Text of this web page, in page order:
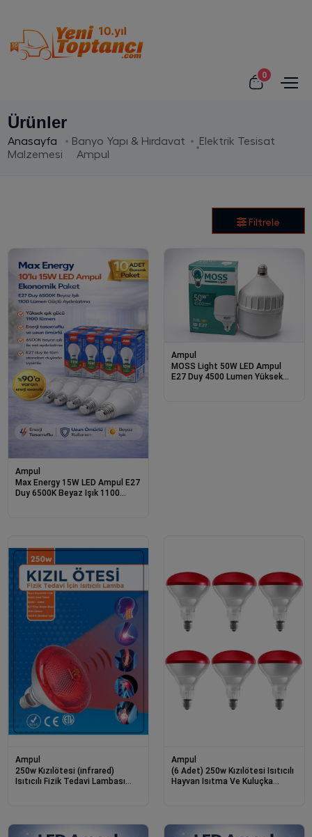
0
Ürünler
Anasayfa Banyo Yapı & Hırdavat
Elektrik Tesisat
Malzemesi
Ampul
Filtrele
Ampul
Max Energy 15W LED Ampul E27
Duy 6500K Beyaz Işık 1100
Ampul
MOSS Light 50W LED Ampul
E27 Duy 4500 Lumen Yüksek
Ampul
250w Kızılötesi (infrared)
Isıtıcılı Fizik Tedavi Lambası
Ampul
(6 Adet) 250w Kızılötesi Isıtıcılı
Hayvan Isıtma Ve Kuluçka